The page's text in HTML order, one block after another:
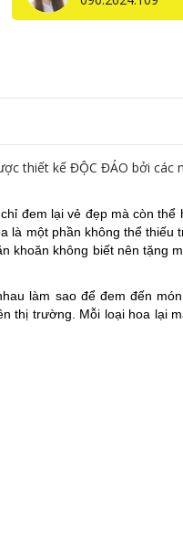
thiết kế ĐỘC ĐÁO bởi các
đem lại vẻ đẹp mà còn thể
là một phần không thể thiếu
khoăn không biết nên tặng
làm sao để đem đến món
thị trường. Mỗi loại hoa lại